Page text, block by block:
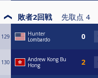
敗者2回戦 先取点 4
129
Hunter
Lombardo
130
Andrew Kong Bu
Hong